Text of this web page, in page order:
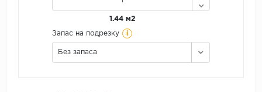
1.44 м2
Запас на подрезку i
Без запаса